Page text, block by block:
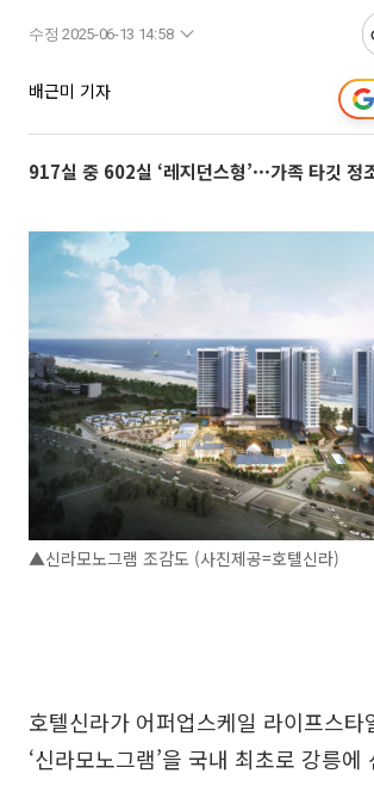
수정 2025-06-13 14:58
배근미 기자
917실 중 602실 ‘레지던스형’···가족 타깃 정
▲신라모노그램 조감도 (사진제공=호텔신라)
호텔신라가 어퍼업스케일 라이프스타
‘신라모노그램’을 국내 최초로 강릉에